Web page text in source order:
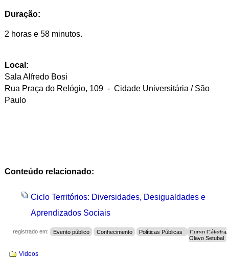
Duração:
2 horas e 58 minutos.
Local:
Sala Alfredo Bosi
Rua Praça do Relógio, 109 - Cidade Universitária / São
Paulo
Conteúdo relacionado:
Ciclo Territórios: Diversidades, Desigualdades e
Aprendizados Sociais
registrado em: Evento público Conhecimento Políticas Públicas
Curso Cátedra
Olavo Setubal
Navegação
Vídeos